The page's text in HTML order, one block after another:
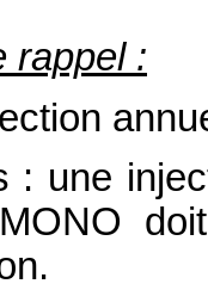
rappel :
: une